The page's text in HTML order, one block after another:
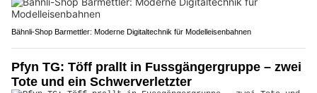
Bähnli-Shop Barmettler: Moderne Digitaltechnik für Modelleisenbahnen
Pfyn TG: Töff prallt in Fussgängergruppe – zwei
Tote und ein Schwerverletzter